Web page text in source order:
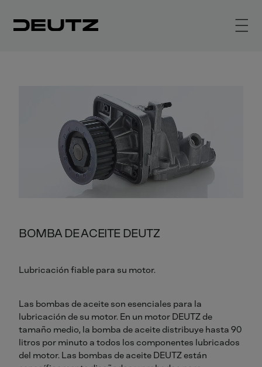
BOMBA DE ACEITE DEUTZ
Lubricación fiable para su motor.
Las bombas de aceite son esenciales para la
lubricación de su motor. En un motor DEUTZ de
tamaño medio, la bomba de aceite distribuye hasta 90
litros por minuto a todos los componentes lubricados
del motor. Las bombas de aceite DEUTZ están